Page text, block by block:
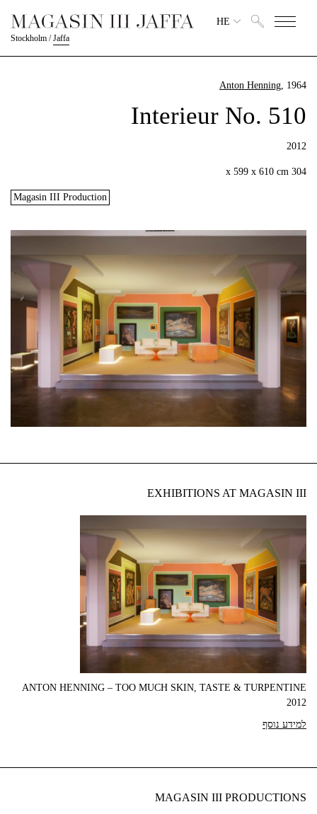
Stockholm /Jaffa
HE
Anton Henning, 1964
Interieur No. 510
2012
304 x 599 x 610 cm
Magasin III Production
EXHIBITIONS AT MAGASIN III
ANTON HENNING – TOO MUCH SKIN, TASTE & TURPENTINE
2012
למידע נוסף
MAGASIN III PRODUCTIONS